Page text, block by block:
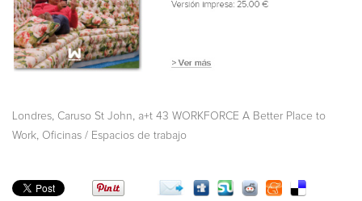
Londres Caruso St John
a+t 43 WORKFORCE A Better Place to
Work Oficinas / Espacios de trabajo